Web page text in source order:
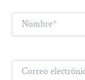
Nombre*
Correo
electrónico*